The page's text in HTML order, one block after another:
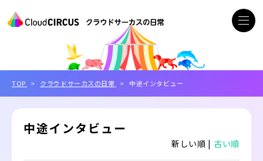
TOP クラウドサーカスの日常 中途インタビュー
中途インタビュー
新しい順 | 古い順